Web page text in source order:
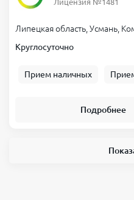
Лицензия №1481
Липецкая область, Усмань,
Круглосуточно
Прием наличных
Подробнее